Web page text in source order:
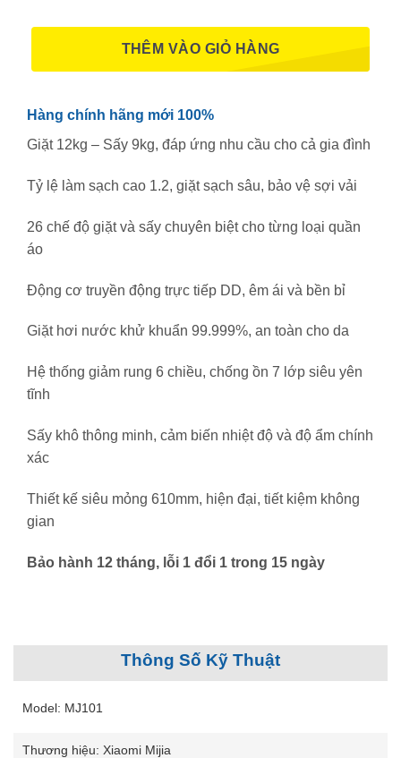
THÊM VÀO GIỎ HÀNG
Hàng chính hãng mới 100%
Giặt 12kg – Sấy 9kg, đáp ứng nhu cầu cho cả gia đình
Tỷ lệ làm sạch cao 1.2, giặt sạch sâu, bảo vệ sợi vải
26 chế độ giặt và sấy chuyên biệt cho từng loại quần
áo
Động cơ truyền động trực tiếp DD, êm ái và bền bỉ
Giặt hơi nước khử khuẩn 99.999%, an toàn cho da
Hệ thống giảm rung 6 chiều, chống ồn 7 lớp siêu yên
tĩnh
Sấy khô thông minh, cảm biến nhiệt độ và độ ẩm chính
xác
Thiết kế siêu mỏng 610mm, hiện đại, tiết kiệm không
gian
Bảo hành 12 tháng, lỗi 1 đổi 1 trong 15 ngày
Thông Số Kỹ Thuật
Model: MJ101
Thương hiệu: Xiaomi Mijia